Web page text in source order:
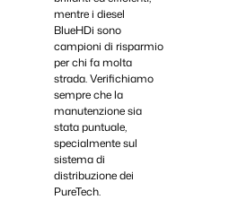
mentre i diesel
BlueHDi sono
campioni di risparmio
per chi fa molta
strada. Verifichiamo
sempre che la
manutenzione sia
stata puntuale,
specialmente sul
sistema di
distribuzione dei
PureTech.